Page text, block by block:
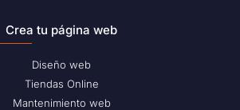
Crea tu página web
Diseño web
Tiendas Online
Mantenimiento web